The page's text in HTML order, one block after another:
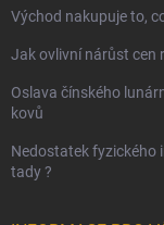
Východ nakupuje to,
Jak ovlivní nárůst cen
Oslava čínského
kovů
Nedostatek fyzického
tady ?